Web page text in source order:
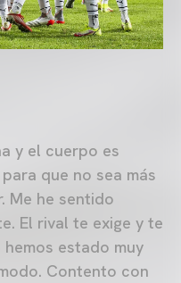
y el cuerpo es
que no sea más
Me he sentido
El rival te exige y te
estado muy
Contento con